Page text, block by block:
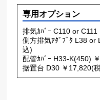
専用オプション
排気ｶﾊﾞｰ C110 or
側方排気ｱﾀﾞﾌﾟﾀ L38
込)
配管ｶﾊﾞｰ H33-K(450)
据置台 D30 ￥17,820(